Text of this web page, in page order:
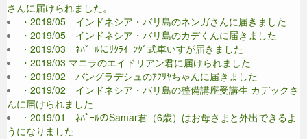
さんに届けられました。
・2019/05 インドネシア・バリ島のネンガさんに届きました
・2019/05 インドネシア・バリ島のカデくんに届きました
・2019/03 ﾈﾊﾟｰﾙにﾘｸﾗｲﾆﾝｸﾞ式車いすが届きました
・2019/03 マニラのエイドリアン君に届けられました
・2019/02 バングラデシュのｱﾌﾘﾔちゃんに届きました
・2019/02 インドネシア・バリ島の整備講座受講生 カデックさ
んに届けられました
・2019/01 ﾈﾊﾟｰﾙのSamar君（6歳）はお母さまと外出できるよ
うになりました